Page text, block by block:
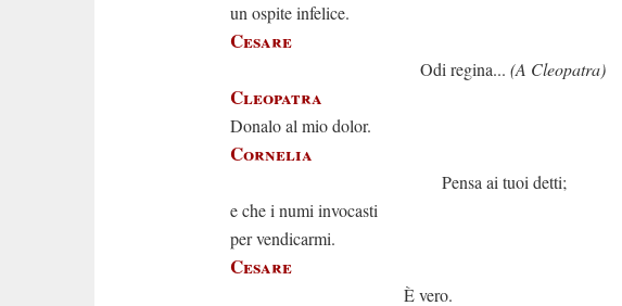
un ospite infelice.
Cesare
Odi regina... (A Cleopatra)
Cleopatra
Donalo al mio dolor.
Cornelia
Pensa ai tuoi detti;
e che i numi invocasti
per vendicarmi.
Cesare
È vero.